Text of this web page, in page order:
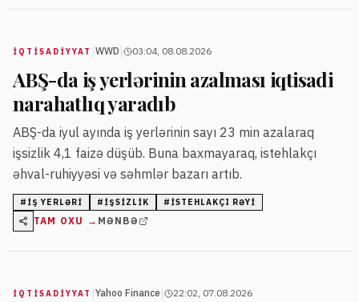
İQTISADIYYAT WWD 03:04, 08.08.2026
ABŞ-da iş yerlərinin azalması iqtisadi
narahatlıq yaradıb
ABŞ-da iyul ayında iş yerlərinin sayı 23 min azalaraq
işsizlik 4,1 faizə düşüb. Buna baxmayaraq, istehlakçı
əhval-ruhiyyəsi və səhmlər bazarı artıb.
# IŞ YERLƏRI # IŞSIZLIK # ISTEHLAKÇI RƏYI
TAM OXU → MƏNBƏ
İQTISADIYYAT Yahoo Finance 22:02, 07.08.2026